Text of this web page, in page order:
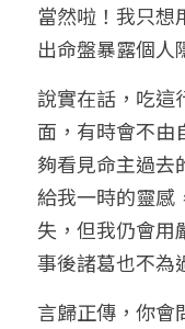
五行計算高
團隊訓練營
五行八
當然啦！我只想
出命盤暴露個人
說實在話，吃這
面，有時會不由
夠看見命主過去
給我一時的靈感
失，但我仍會用
事後諸葛也不為
言歸正傳，你會